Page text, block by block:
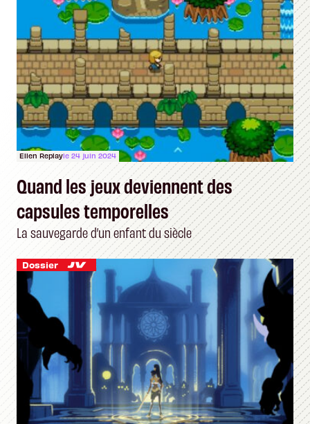
Ellen Replayle 24 juin 2024
Quand les jeux deviennent des
capsules temporelles
La sauvegarde d’un enfant du siècle
Dossier